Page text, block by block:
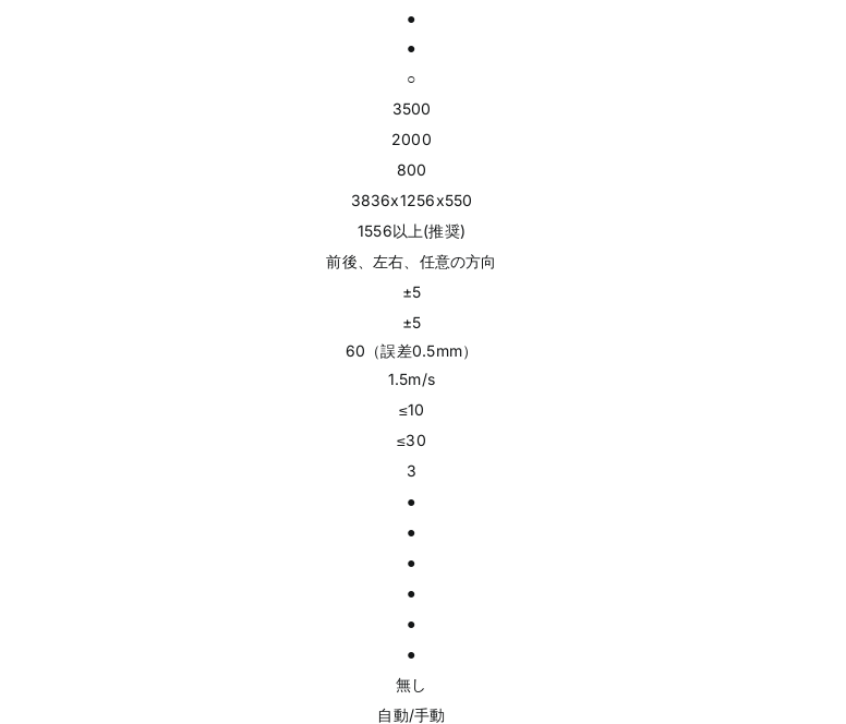
●
●
○
3500
2000
800
3836x1256x550
1556以上(推奨)
前後、左右、任意の方向
±5
±5
60（誤差0.5mm）
1.5m/s
≤10
≤30
3
●
●
●
●
●
●
無し
自動/手動